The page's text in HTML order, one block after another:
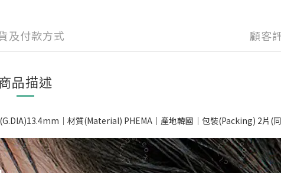
及付款方式 顧客
品描述
｜材質(Material) PHEMA｜產地韓國｜包裝(Packing) 2片(